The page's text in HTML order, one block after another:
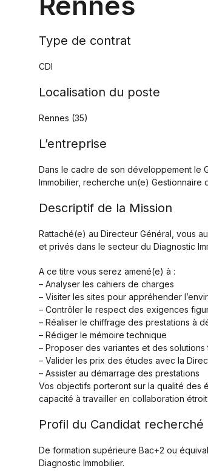
Type de contrat
CDI
Localisation du poste
Rennes (35)
L’entreprise
Dans le cadre de son développement le
Immobilier, recherche un(e) Gestionnaire
Descriptif de la Mission
Rattaché(e) au Directeur Général, vous
et privés dans le secteur du Diagnostic
A ce titre vous serez amené(e) à :
– Analyser les cahiers de charges
– Visiter les sites pour appréhender
– Contrôler le respect des exigences
– Réaliser le chiffrage des prestations à
– Rédiger le mémoire technique
– Proposer des variantes et des
– Valider les prix des études avec la
– Assister au démarrage des prestations
Vos objectifs porteront sur la qualité des
capacité à travailler en collaboration
Profil du Candidat recherché
De formation supérieure Bac+2 ou
Diagnostic Immobilier.